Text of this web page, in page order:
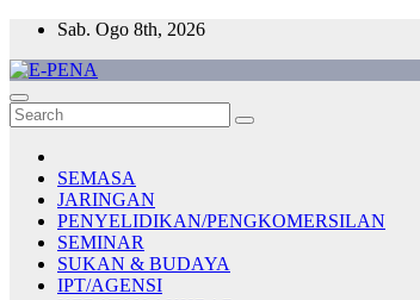
Skip
content
Sab. Ogo 8th, 2026
E-PENA
Berita Digital Terkini
SEMASA
JARINGAN
PENYELIDIKAN/PENGKOMERSILAN
SEMINAR
SUKAN & BUDAYA
IPT/AGENSI